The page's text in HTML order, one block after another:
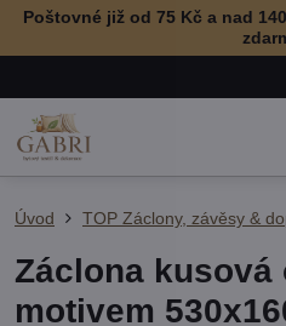
Poštovné již od 75 Kč a nad
Úvod TOP Záclony, závěsy &
Záclona kusová
motivem